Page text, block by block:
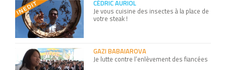
CÉDRIC AURIOL
Je vous cuisine des insectes à la place de
votre steak !
GAZI BABAIAROVA
Je lutte contre l’enlèvement des fiancées